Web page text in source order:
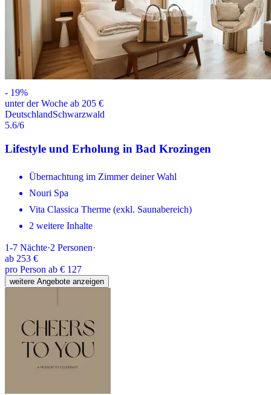
- 19%
unter der Woche ab 205 €
DeutschlandSchwarzwald
5.6/6
Lifestyle und Erholung in Bad Krozingen
Übernachtung im Zimmer deiner Wahl
Nouri Spa
Vita Classica Therme (exkl. Saunabereich)
2 weitere Inhalte
1-7 Nächte·2 Personen·
ab 253 €
pro Person ab € 127
weitere Angebote anzeigen